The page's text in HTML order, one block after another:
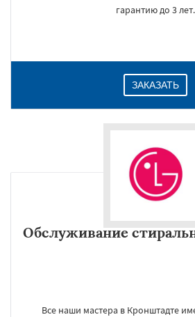
гарантию до 3 лет.
ЗАКАЗАТЬ
Обслуживание
Все наши мастера в Кронштадте